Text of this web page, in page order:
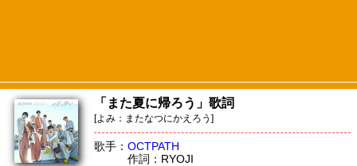
「また夏に帰ろう」歌詞
[よみ：またなつにかえろう]
歌手： OCTPATH
作詞：RYOJI